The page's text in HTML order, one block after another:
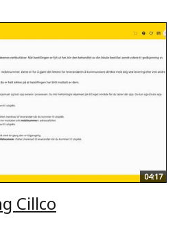
04:17
Cillco